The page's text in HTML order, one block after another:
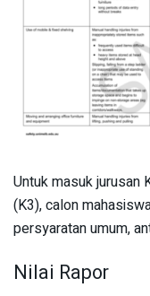
Untuk masuk jurusan
(K3), calon
persyaratan umum,
Nilai Rapor